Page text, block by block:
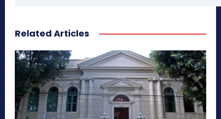
Related Articles